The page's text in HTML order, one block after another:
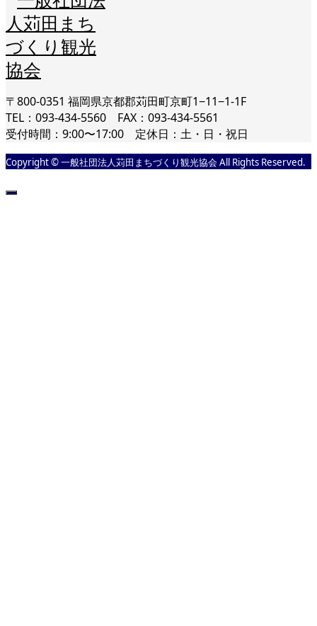
〒800-0351 福岡県京都郡苅田町京町1−11−1-1F
TEL：093-434-5560 FAX：093-434-5561
受付時間：9:00〜17:00 定休日：土・日・祝日
Copyright © 一般社団法人苅田まちづくり観光協会 All Rights Reserved.